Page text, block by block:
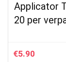
Applicator
20 per
€5.90